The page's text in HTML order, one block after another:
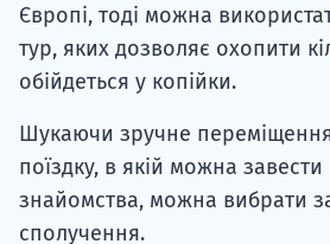
Європі, тоді можна
тур, яких дозволяє охопити
обійдеться у копійки.
Шукаючи зручне
поїздку, в якій можна завести
знайомства, можна вибрати
сполучення.